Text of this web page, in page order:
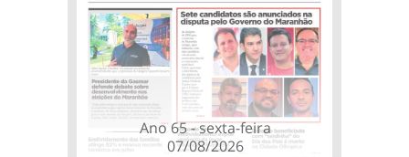
Ano 65 - sexta-feira
07/08/2026